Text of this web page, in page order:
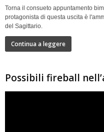
Torna il consueto appuntamento
protagonista di questa uscita è
del Sagittario.
Continua a leggere
Possibili fireball